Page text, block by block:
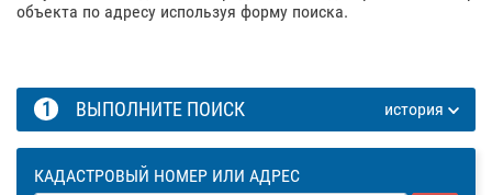
объекта по адресу используя форму поиска.
1 ВЫПОЛНИТЕ ПОИСК история
КАДАСТРОВЫЙ НОМЕР ИЛИ АДРЕС